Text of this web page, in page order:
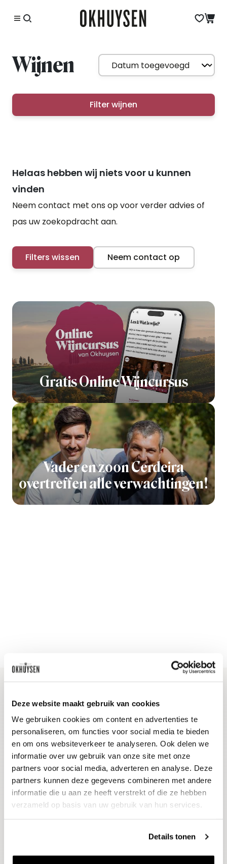
Deze website maakt gebruik van cookies
We gebruiken cookies om content en advertenties te
personaliseren, om functies voor social media te bieden
en om ons websiteverkeer te analyseren. Ook delen we
informatie over uw gebruik van onze site met onze
partners voor social media, adverteren en analyse. Deze
partners kunnen deze gegevens combineren met andere
informatie die u aan ze heeft verstrekt of die ze hebben
verzameld op basis van uw gebruik van hun services.
Details tonen
Wijnen
Filter wijnen
Helaas hebben wij niets voor u kunnen
vinden
Neem contact met ons op voor verder advies of
pas uw zoekopdracht aan.
Filters wissen Neem contact op
Gratis Online Wijncursus
Vader en zoon Cerdeira
overtreffen alle verwachtingen!
Blijf op de hoogte
Ontvang het laatste wijnnieuws, proeverijen en
evenementen
E-mailadres
Aanmelden